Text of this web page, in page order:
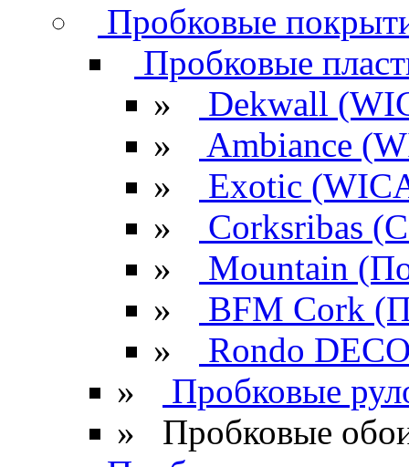
Пробковые
Пробковые
»
Dekwall
»
Ambiance
»
Exotic
»
Corksribas
»
Mountain
»
BFM Cork
»
Rondo
»
Пробковые
» Пробковые